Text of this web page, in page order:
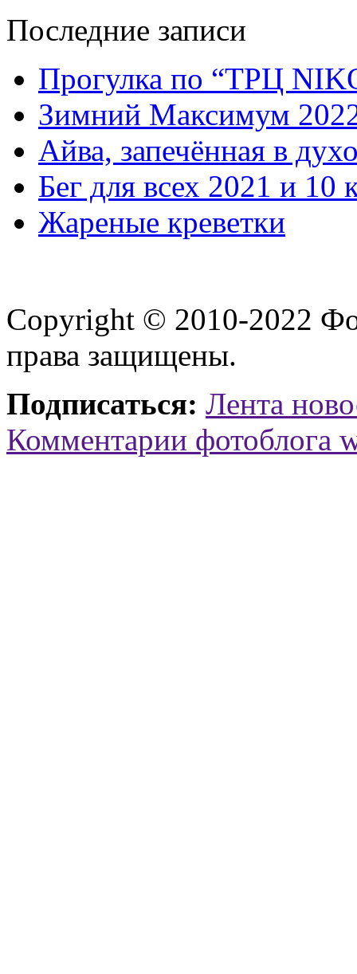
Последние записи
Прогулка по “ТРЦ
Зимний Максимум
Айва, запечённая в
Бег для всех 2021 и 10
Жареные креветки
Copyright © 2010-2022
права защищены.
Подписаться: Лента
Комментарии фотоблога